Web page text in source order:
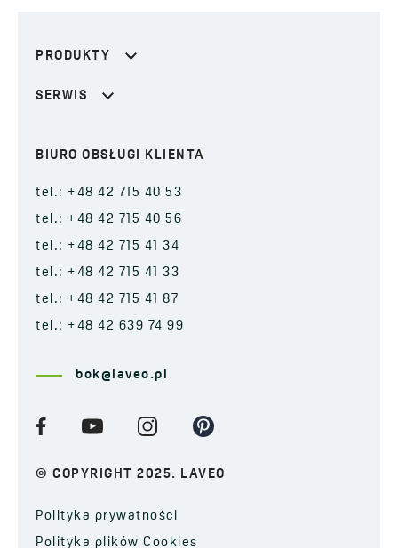
PRODUKTY
SERWIS
BIURO OBSŁUGI KLIENTA
tel.: +48 42 715 40 53
tel.: +48 42 715 40 56
tel.: +48 42 715 41 34
tel.: +48 42 715 41 33
tel.: +48 42 715 41 87
tel.: +48 42 639 74 99
bok@laveo.pl
© COPYRIGHT 2025. LAVEO
Polityka prywatności
Polityka plików Cookies